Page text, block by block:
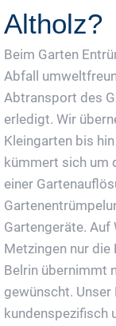
Altholz?
Beim Garten
Abfall
Abtransport des
erledigt. Wir
Kleingarten bis
kümmert sich um
einer
Gartengeräte. Auf
Metzingen nur die
Belrin übernimmt
gewünscht.
kundenspezifisch